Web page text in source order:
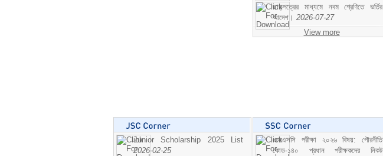
ছাড়পত্রের মাধ্যমে নবম শ্রেণিতে ভর্তির
আদেশ। 2026-07-27
View more
Junior Scholarship 2025 List
2026-02-25
এসএসসি পরীক্ষা ২০২৬ বিষয়: পৌরনীতি
কোড-১৪০ প্রধান পরীক্ষকদের নিকট